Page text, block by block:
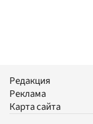
Редакция
Реклама
Карта сайта